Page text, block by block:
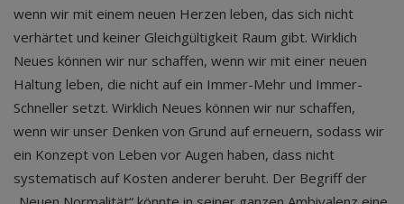
wenn wir mit einem neuen Herzen leben, das sich nicht
verhärtet und keiner Gleichgültigkeit Raum gibt. Wirklich
Neues können wir nur schaffen, wenn wir mit einer neuen
Haltung leben, die nicht auf ein Immer-Mehr und Immer-
Schneller setzt. Wirklich Neues können wir nur schaffen,
wenn wir unser Denken von Grund auf erneuern, sodass wir
ein Konzept von Leben vor Augen haben, dass nicht
systematisch auf Kosten anderer beruht. Der Begriff der